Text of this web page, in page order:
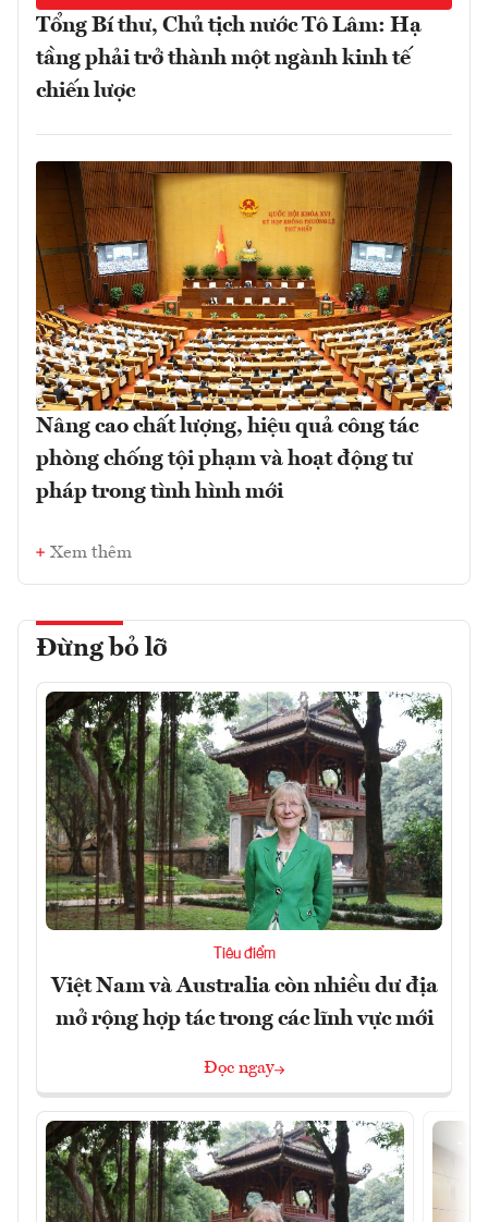
Tổng Bí thư, Chủ tịch nước Tô Lâm: Hạ
tầng phải trở thành một ngành kinh tế
chiến lược
Nâng cao chất lượng, hiệu quả công tác
phòng chống tội phạm và hoạt động tư
pháp trong tình hình mới
Xem thêm
Đừng bỏ lỡ
Tiêu điểm
Việt Nam và Australia còn nhiều dư địa
mở rộng hợp tác trong các lĩnh vực mới
Đọc ngay